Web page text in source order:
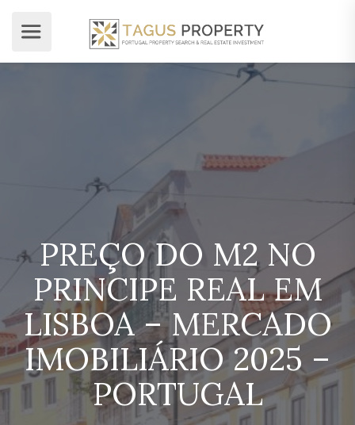
PREÇO DO M2 NO
PRINCIPE REAL EM
LISBOA – MERCADO
IMOBILIÁRIO 2025 –
PORTUGAL